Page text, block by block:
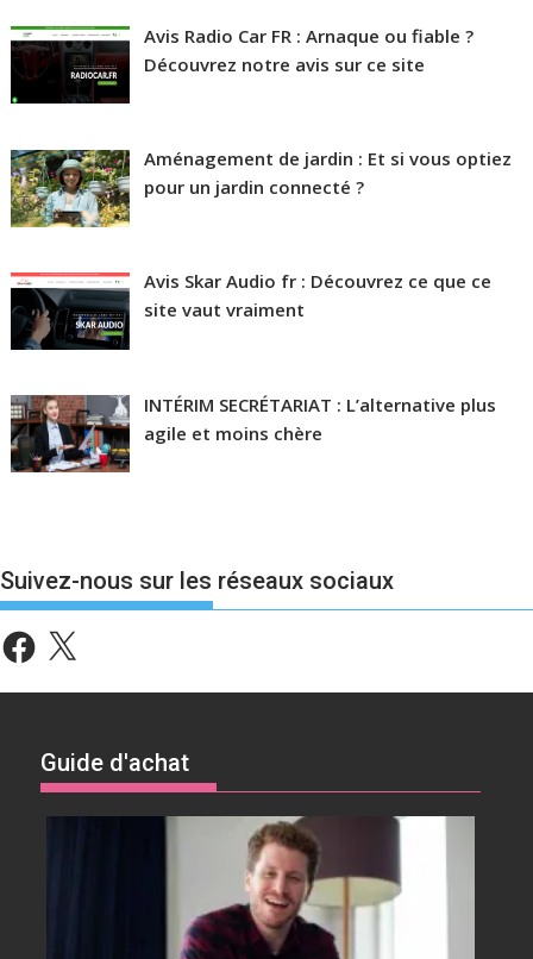
Avis Radio Car FR : Arnaque ou fiable ?
Découvrez notre avis sur ce site
Aménagement de jardin : Et si vous optiez
pour un jardin connecté ?
Avis Skar Audio fr : Découvrez ce que ce
site vaut vraiment
INTÉRIM SECRÉTARIAT : L’alternative plus
agile et moins chère
Suivez-nous sur les réseaux sociaux
Facebook
X
Guide d'achat